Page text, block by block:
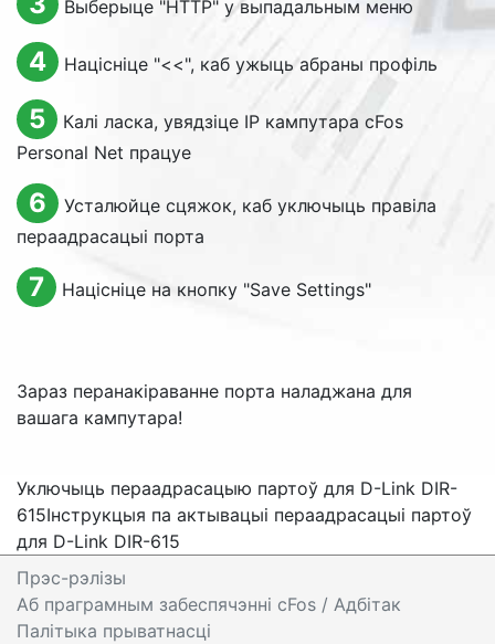
Выберыце "HTTP" у выпадальным меню
4 Націсніце "<<", каб ужыць абраны профіль
5
Калі ласка, увядзіце IP кампутара cFos
Personal Net працуе
6
Усталюйце сцяжок, каб уключыць правіла
пераадрасацыі порта
7 Націсніце на кнопку "Save Settings"
Зараз перанакіраванне порта наладжана для
вашага кампутара!
Уключыць пераадрасацыю партоў для D-Link DIR-
615Інструкцыя па актывацыі пераадрасацыі партоў
для D-Link DIR-615
Прэс-рэлізы
Аб праграмным забеспячэнні cFos / Адбітак
Палітыка прыватнасці